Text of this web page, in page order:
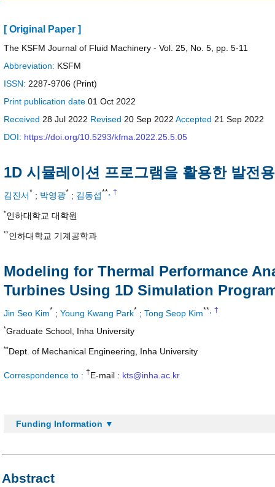
[ Original Paper ]
The KSFM Journal of Fluid Machinery - Vol. 25, No. 5, pp. 5-11
Abbreviation: KSFM
ISSN: 2287-9706 (Print)
Print publication date 01 Oct 2022
Received 28 Jul 2022 Revised 20 Sep 2022 Accepted 21 Sep 2022
DOI: https://doi.org/10.5293/kfma.2022.25.5.05
1D 시뮬레이션 프로그램을 활용한 발전
김진서* ; 박영광* ; 김동섭** †
*인하대학교 대학원
**인하대학교 기계공학과
Modeling for Thermal Performance
Turbines Using 1D Simulation
Jin Seo Kim* ; Young Kwang Park* ; Tong Seop Kim** †
*Graduate School, Inha University
**Dept. of Mechanical Engineering, Inha University
Correspondence to : †E-mail : kts@inha.ac.kr
Funding Information ▼
Abstract